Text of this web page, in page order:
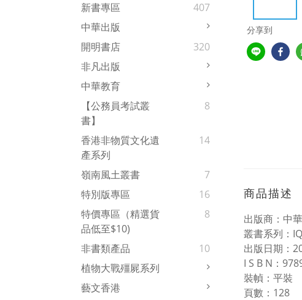
新書專區
407
中華出版
開明書店
320
非凡出版
中華教育
【公務員考試叢
書】
8
香港非物質文化遺
產系列
14
嶺南風土叢書
7
特別版專區
16
特價專區（精選貨
品低至$10)
8
非書類產品
10
植物大戰殭屍系列
藝文香港
分享到
商品描述
出版商：中
叢書系列：
出版日期：
I S B N：
裝幀：平裝
頁數：128